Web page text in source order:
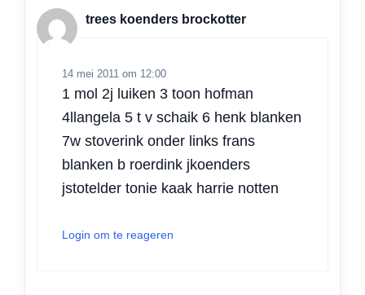
trees koenders brockotter
14 mei 2011 om 12:00
1 mol 2j luiken 3 toon hofman
4llangela 5 t v schaik 6 henk blanken
7w stoverink onder links frans
blanken b roerdink jkoenders
jstotelder tonie kaak harrie notten
Login om te reageren